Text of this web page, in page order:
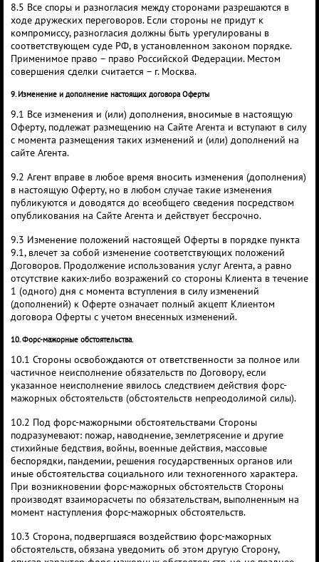
8.5 Все споры и разногласия между сторонами разрешаются в
ходе дружеских переговоров. Если стороны не придут к
компромиссу, разногласия должны быть урегулированы в
соответствующем суде РФ, в установленном законом порядке.
Применимое право – право Российской Федерации. Местом
совершения сделки считается – г. Москва.
9. Изменение и дополнение настоящих договора Оферты
9.1 Все изменения и (или) дополнения, вносимые в настоящую
Оферту, подлежат размещению на Сайте Агента и вступают в силу
с момента размещения таких изменений и (или) дополнений на
сайте Агента.
9.2 Агент вправе в любое время вносить изменения (дополнения)
в настоящую Оферту, но в любом случае такие изменения
публикуются и доводятся до всеобщего сведения посредством
опубликования на Сайте Агента и действует бессрочно.
9.3 Изменение положений настоящей Оферты в порядке пункта
9.1, влечет за собой изменение соответствующих положений
Договоров. Продолжение использования услуг Агента, а равно
отсутствие каких-либо возражений со стороны Клиента в течение
1 (одного) дня с момента вступления в силу изменений
(дополнений) к Оферте означает полный акцепт Клиентом
договора Оферты с учетом внесенных изменений.
10. Форс-мажорные обстоятельства.
10.1 Стороны освобождаются от ответственности за полное или
частичное неисполнение обязательств по Договору, если
указанное неисполнение явилось следствием действия форс-
мажорных обстоятельств (обстоятельств непреодолимой силы).
10.2 Под форс-мажорными обстоятельствами Стороны
подразумевают: пожар, наводнение, землетрясение и другие
стихийные бедствия, войны, военные действия, массовые
беспорядки, пандемии, решения государственных органов или
иные обстоятельства социального или техногенного характера.
При возникновении форс-мажорных обстоятельств Стороны
производят взаиморасчеты по обязательствам, выполненным на
момент наступления форс-мажорных обстоятельств.
10.3 Сторона, подвергшаяся воздействию форс-мажорных
обстоятельств, обязана уведомить об этом другую Сторону,